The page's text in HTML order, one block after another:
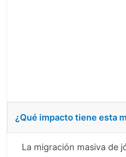
¿Qué impacto tiene esta
La migración masiva de